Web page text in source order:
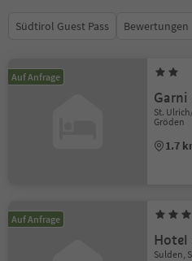
Südtirol Guest Pass Bewertungen
Auf Anfrage
Garni
St.
Gröden
1.7
Auf Anfrage
Hotel
Sulden,